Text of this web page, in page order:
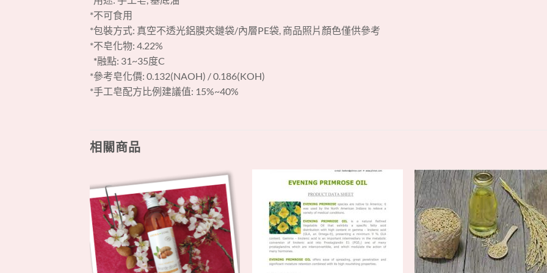
*不可食用
*包裝方式: 真空不透光鋁膜夾鏈袋/內層PE袋, 商品照片顏色僅供參考
*不皂化物: 4.22%
*融點: 31~35度C
*參考皂化價: 0.132(NAOH) / 0.186(KOH)
*手工皂配方比例建議值: 15%~40%
相關商品
+